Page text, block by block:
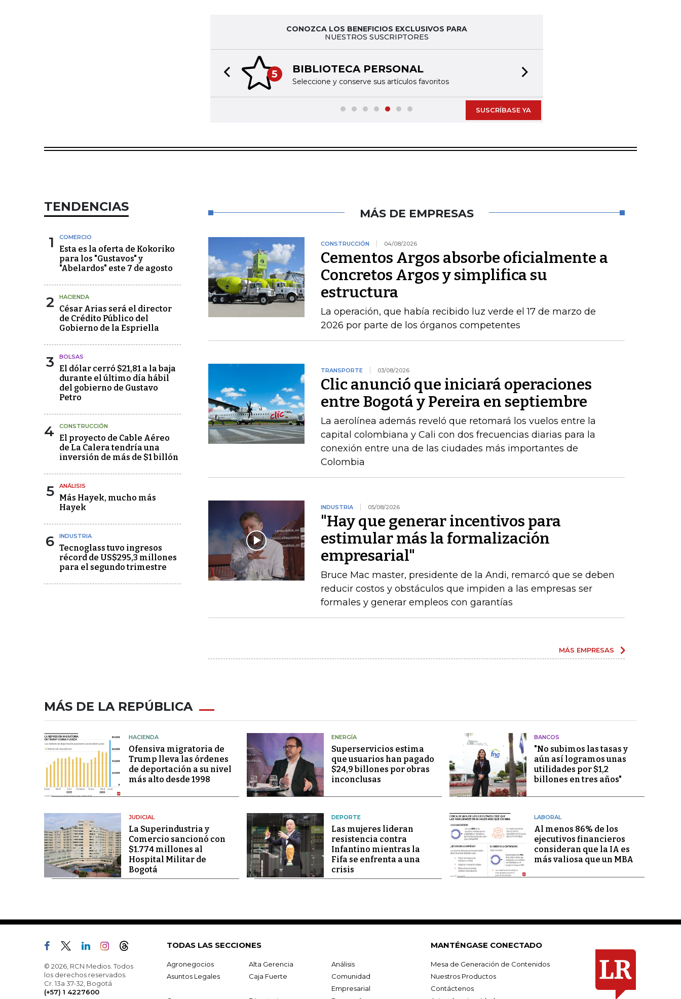
CONOZCA LOS BENEFICIOS EXCLUSIVOS PARA
NUESTROS SUSCRIPTORES
5 BIBLIOTECA PERSONAL
Seleccione y conserve sus artículos favoritos
Previous slide
SUSCRÍBASE YA
TENDENCIAS
1 COMERCIO
Esta es la oferta de Kokoriko
para los "Gustavos" y
"Abelardos" este 7 de agosto
2 HACIENDA
César Arias será el director
de Crédito Público del
Gobierno de la Espriella
3 BOLSAS
El dólar cerró $21,81 a la baja
durante el último día hábil
del gobierno de Gustavo
Petro
4 CONSTRUCCIÓN
El proyecto de Cable Aéreo
de La Calera tendría una
inversión de más de $1 billón
5 ANÁLISIS
Más Hayek, mucho más
Hayek
6 INDUSTRIA
Tecnoglass tuvo ingresos
récord de US$295,3 millones
para el segundo trimestre
MÁS DE EMPRESAS
CONSTRUCCIÓN 04/08/2026
Cementos Argos absorbe oficialmente a
Concretos Argos y simplifica su
estructura
La operación, que había recibido luz verde el 17 de marzo de
2026 por parte de los órganos competentes
TRANSPORTE 03/08/2026
Clic anunció que iniciará operaciones
entre Bogotá y Pereira en septiembre
La aerolínea además reveló que retomará los vuelos entre la
capital colombiana y Cali con dos frecuencias diarias para la
conexión entre una de las ciudades más importantes de
Colombia
INDUSTRIA 05/08/2026
"Hay que generar incentivos para
estimular más la formalización
empresarial"
Bruce Mac master, presidente de la Andi, remarcó que se deben
reducir costos y obstáculos que impiden a las empresas ser
formales y generar empleos con garantías
MÁS EMPRESAS
MÁS DE LA REPÚBLICA
HACIENDA
Ofensiva migratoria de
Trump lleva las órdenes
de deportación a su nivel
más alto desde 1998
ENERGÍA
Superservicios estima
que usuarios han pagado
$24,9 billones por obras
inconclusas
BANCOS
"No subimos las tasas y
aún así logramos unas
utilidades por $1,2
billones en tres años"
JUDICIAL
La Superindustria y
Comercio sancionó con
$1.774 millones al
Hospital Militar de
Bogotá
DEPORTE
Las mujeres lideran
resistencia contra
Infantino mientras la
Fifa se enfrenta a una
crisis
LABORAL
Al menos 86% de los
ejecutivos financieros
consideran que la IA es
más valiosa que un MBA
© 2026, RCN Medios. Todos
los derechos reservados.
Cr. 13a 37-32, Bogotá
(+57) 1 4227600
TODAS LAS SECCIONES
Agronegocios Alta Gerencia
Análisis
Asuntos Legales
Caja Fuerte
Comunidad
Empresarial
MANTÉNGASE CONECTADO
Mesa de Generación de Contenidos
Nuestros Productos
Contáctenos